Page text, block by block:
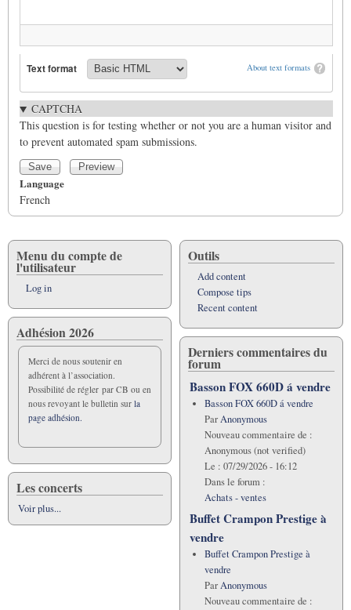
About text formats
Text format
CAPTCHA
This question is for testing whether or not you are a human visitor and
to prevent automated spam submissions.
Language
French
Menu du compte de
l'utilisateur
Log in
Adhésion 2026
Merci de nous soutenir en
adhérent à l’association.
Possibilité de régler par CB ou en
nous revoyant le bulletin sur la
page adhésion.
Les concerts
Voir plus...
Outils
Add content
Compose tips
Recent content
Derniers commentaires du
forum
Basson FOX 660D á vendre
Basson FOX 660D á vendre
ParAnonymous
Nouveau commentaire de :
Anonymous (not verified)
Le : 07/29/2026 - 16:12
Dans le forum :
Achats - ventes
Buffet Crampon Prestige à
vendre
Buffet Crampon Prestige à
vendre
ParAnonymous
Nouveau commentaire de :